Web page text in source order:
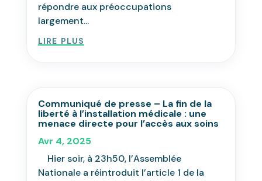
répondre aux préoccupations
largement...
lire plus
Communiqué de presse – La fin de la
liberté à l’installation médicale : une
menace directe pour l’accès aux soins
Avr 4, 2025
Hier soir, à 23h50, l’Assemblée
Nationale a réintroduit l’article 1 de la